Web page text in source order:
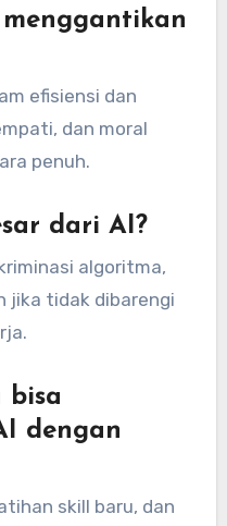
efisiensi dan
dan moral
penuh.
dari AI?
algoritma,
jika tidak dibarengi
bisa
dengan
skill baru, dan